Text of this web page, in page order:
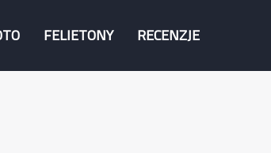
FELIETONY RECENZJE